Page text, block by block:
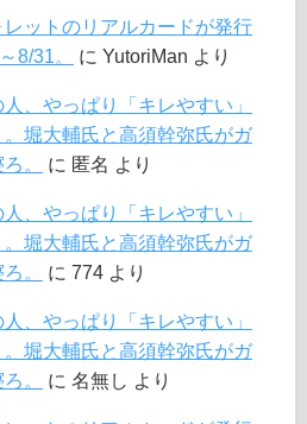
ットのリアルカードが発行
8/31。
に YutoriMan より
、やっぱり「キレやすい」
堀大輔氏と高須幹弥氏がガ
。
に 匿名 より
、やっぱり「キレやすい」
堀大輔氏と高須幹弥氏がガ
。
に 774より
、やっぱり「キレやすい」
堀大輔氏と高須幹弥氏がガ
。
に 名無し より